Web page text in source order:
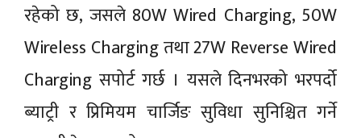
रहेको छ, जसले 80W Wired Charging, 50W
Wireless Charging तथा 27W Reverse Wired
Charging सपोर्ट गर्छ । यसले दिनभरको भरपर्दो
ब्याट्री र प्रिमियम चार्जिङ सुविधा सुनिश्चित गर्ने